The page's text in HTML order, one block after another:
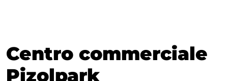
Centro commerciale
Pizolpark